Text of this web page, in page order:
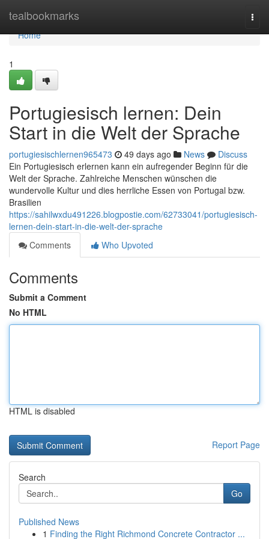
tealbookmarks
Home
Home
1
Portugiesisch lernen: Dein
Start in die Welt der Sprache
portugiesischlernen965473 49 days ago News
Discuss
Ein Portugiesisch erlernen kann ein aufregender Beginn für die
Welt der Sprache. Zahlreiche Menschen wünschen die
wundervolle Kultur und dies herrliche Essen von Portugal bzw.
Brasilien
https://sahilwxdu491226.blogpostie.com/62733041/portugiesisch-
lernen-dein-start-in-die-welt-der-sprache
Comments
Who Upvoted
Comments
Submit a Comment
No HTML
HTML is disabled
Report Page
Search
Go
Published News
1 Finding the Right Richmond Concrete Contractor ...